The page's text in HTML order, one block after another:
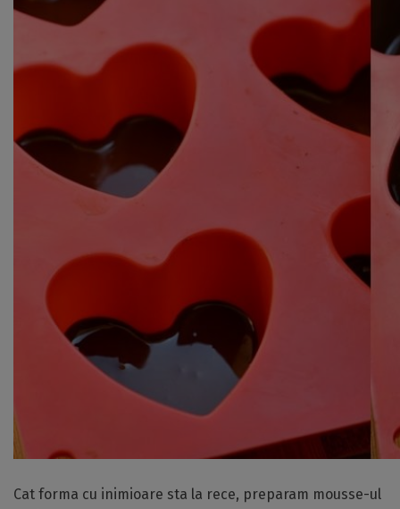
Cat forma cu inimioare sta la rece, preparam mousse-ul